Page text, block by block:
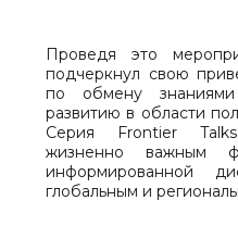
Проведя это
подчеркнул свою
по обмену
развитию в области
Серия Frontier
жизненно важным
информированной
глобальным и